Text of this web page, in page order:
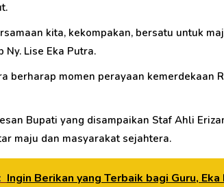
kita, kekompakan, bersatu untuk
Ny. Lise Eka Putra.
berharap momen perayaan
Bupati yang disampaikan Staf Ahli
maju dan masyarakat sejahtera.
Ingin Berikan yang Terbaik bagi Guru,